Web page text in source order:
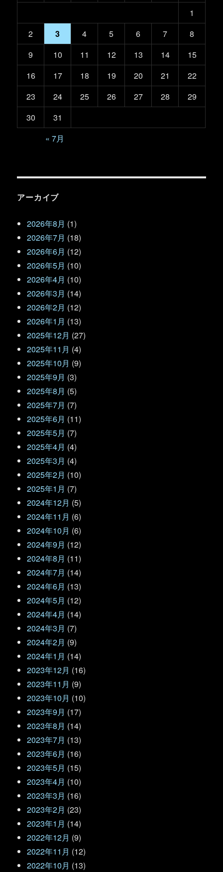
1
2
3 4 5 6 7
8
9
10 11 12 13 14
15
16
17 18 19 20 21
22
23
24 25 26 27 28
29
30
31
« 7月
アーカイブ
2026年8月 (1)
2026年7月 (18)
2026年6月 (12)
2026年5月 (10)
2026年4月 (10)
2026年3月 (14)
2026年2月 (12)
2026年1月 (13)
2025年12月 (27)
2025年11月 (4)
2025年10月 (9)
2025年9月 (3)
2025年8月 (5)
2025年7月 (7)
2025年6月 (11)
2025年5月 (7)
2025年4月 (4)
2025年3月 (4)
2025年2月 (10)
2025年1月 (7)
2024年12月 (5)
2024年11月 (6)
2024年10月 (6)
2024年9月 (12)
2024年8月 (11)
2024年7月 (14)
2024年6月 (13)
2024年5月 (12)
2024年4月 (14)
2024年3月 (7)
2024年2月 (9)
2024年1月 (14)
2023年12月 (16)
2023年11月 (9)
2023年10月 (10)
2023年9月 (17)
2023年8月 (14)
2023年7月 (13)
2023年6月 (16)
2023年5月 (15)
2023年4月 (10)
2023年3月 (16)
2023年2月 (23)
2023年1月 (14)
2022年12月 (9)
2022年11月 (12)
2022年10月 (13)